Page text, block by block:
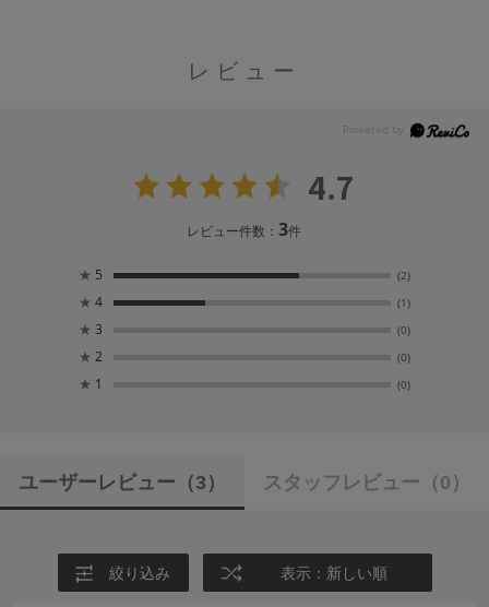
レビュー
4.7
レビュー件数：3件
★ 5 (2)
★ 4 (1)
★ 3 (0)
★ 2 (0)
★ 1 (0)
ユーザーレビュー （3） スタッフレビュー （0）
絞り込み 表示：新しい順